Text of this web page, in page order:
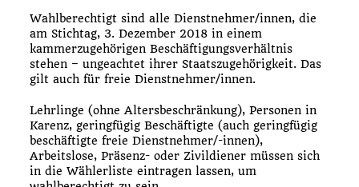
Wahlberechtigt sind alle Dienstnehmer/innen, die
am Stichtag, 3. Dezember 2018 in einem
kammerzugehörigen Beschäftigungsverhältnis
stehen – ungeachtet ihrer Staatszugehörigkeit. Das
gilt auch für freie Dienstnehmer/innen.
Lehrlinge (ohne Altersbeschränkung), Personen in
Karenz, geringfügig Beschäftigte (auch geringfügig
beschäftigte freie Dienstnehmer/-innen),
Arbeitslose, Präsenz- oder Zivildiener müssen sich
in die Wählerliste eintragen lassen, um